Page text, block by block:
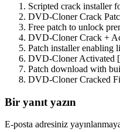
Scripted crack installer
DVD-Cloner Crack
Free patch to unlock
DVD-Cloner Crack +
Patch installer enabling
DVD-Cloner Activated
Patch download with
DVD-Cloner Cracked
Bir yanıt yazın
E-posta adresiniz